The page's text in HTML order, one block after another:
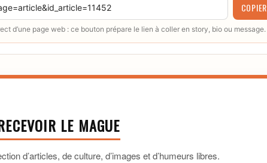
COPIER
d’une page web : ce bouton prépare le lien à coller en story, bio ou message.
LE MAGUE
d’articles, de culture, d’images et d’humeurs libres.